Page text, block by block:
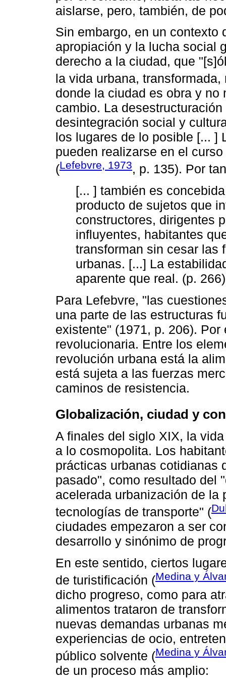
aislarse, pero, también, de
Sin embargo, en un contexto
apropiación y la lucha social
derecho a la ciudad, que
la vida urbana, transformada,
donde la ciudad es obra y
cambio. La
desintegración social y
los lugares de lo posible [... ]
pueden realizarse en el
(Lefebvre, 1973, p. 135). Por
[... ] también es
producto de sujetos que
constructores, dirigentes
influyentes, habitantes
transforman sin cesar las
urbanas. [...] La
aparente que real. (p. 266)
Para Lefebvre, "las
una parte de las estructuras
existente" (1971, p. 206).
revolucionaria. Entre los
revolución urbana está la
está sujeta a las fuerzas
caminos de resistencia.
Globalización, ciudad y
A finales del siglo XIX, la
a lo cosmopolita. Los
prácticas urbanas cotidianas
pasado", como resultado del
acelerada urbanización de la
tecnologías de transporte" (
ciudades empezaron a ser
desarrollo y sinónimo de
En este sentido, ciertos
de turistificación (Medina y
dicho progreso, como para
alimentos trataron de
nuevas demandas urbanas
experiencias de ocio,
público solvente (Medina y
de un proceso más amplio: